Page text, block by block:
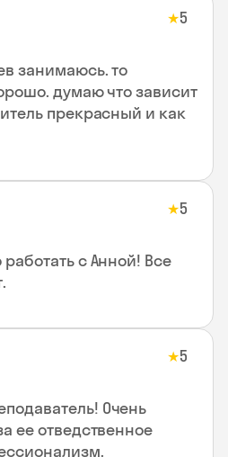
★5
занимаюсь. то
думаю что зависит
прекрасный и как
★5
с Анной! Все
★5
Очень
ее отведственное